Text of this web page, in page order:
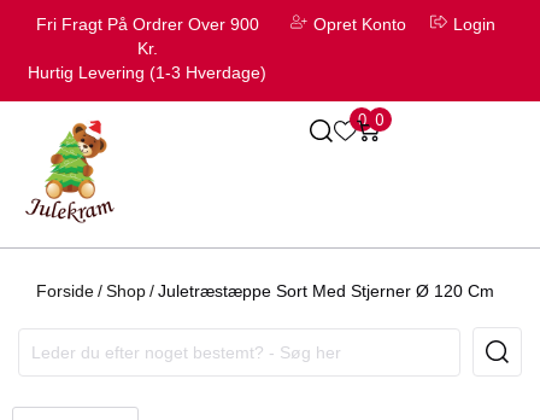
Fri Fragt På Ordrer Over 900
Kr.
Hurtig Levering (1-3 Hverdage)
Opret Konto Login
0 0
Forside/Shop/Juletræstæppe Sort Med Stjerner Ø 120 Cm